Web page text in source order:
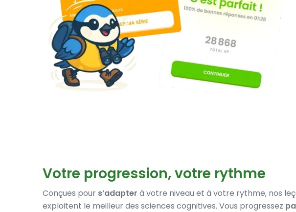
Votre progression, votre rythme
Conçues pour s’adapter à votre niveau et à votre rythme, nos
exploitent le meilleur des sciences cognitives. Vous progressez